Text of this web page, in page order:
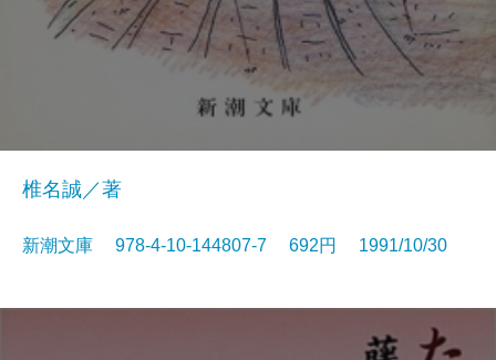
椎名誠／著
新潮文庫 978-4-10-144807-7 692円 1991/10/30